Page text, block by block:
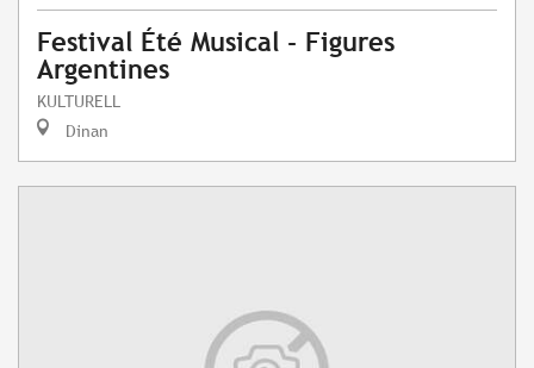
Festival Été Musical - Figures
Argentines
KULTURELL
Dinan